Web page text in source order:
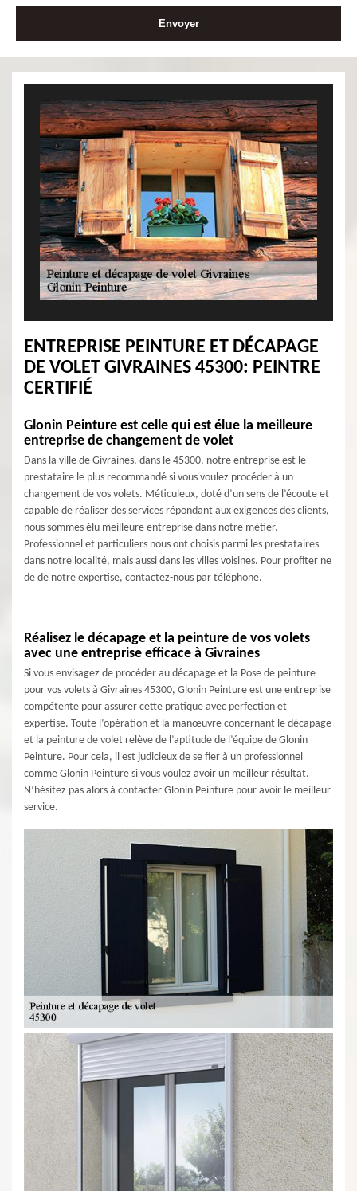
ENTREPRISE PEINTURE ET DÉCAPAGE
DE VOLET GIVRAINES 45300: PEINTRE
CERTIFIÉ
Glonin Peinture est celle qui est élue la meilleure
entreprise de changement de volet
Dans la ville de Givraines, dans le 45300, notre entreprise est le
prestataire le plus recommandé si vous voulez procéder à un
changement de vos volets. Méticuleux, doté d’un sens de l’écoute et
capable de réaliser des services répondant aux exigences des clients,
nous sommes élu meilleure entreprise dans notre métier.
Professionnel et particuliers nous ont choisis parmi les prestataires
dans notre localité, mais aussi dans les villes voisines. Pour profiter ne
de de notre expertise, contactez-nous par téléphone.
Réalisez le décapage et la peinture de vos volets
avec une entreprise efficace à Givraines
Si vous envisagez de procéder au décapage et la Pose de peinture
pour vos volets à Givraines 45300, Glonin Peinture est une entreprise
compétente pour assurer cette pratique avec perfection et
expertise. Toute l’opération et la manœuvre concernant le décapage
et la peinture de volet relève de l’aptitude de l’équipe de Glonin
Peinture. Pour cela, il est judicieux de se fier à un professionnel
comme Glonin Peinture si vous voulez avoir un meilleur résultat.
N’hésitez pas alors à contacter Glonin Peinture pour avoir le meilleur
service.